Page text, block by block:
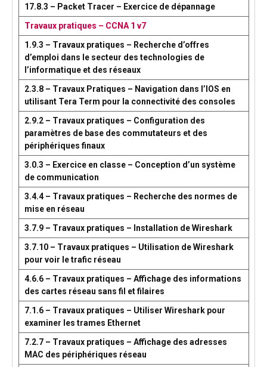
17.8.3 – Packet Tracer – Exercice de dépannage
Travaux pratiques – CCNA 1 v7
1.9.3 – Travaux pratiques – Recherche d’offres
d’emploi dans le secteur des technologies de
l’informatique et des réseaux
2.3.8 – Travaux Pratiques – Navigation dans l’IOS en
utilisant Tera Term pour la connectivité des consoles
2.9.2 – Travaux pratiques – Configuration des
paramètres de base des commutateurs et des
périphériques finaux
3.0.3 – Exercice en classe – Conception d’un système
de communication
3.4.4 – Travaux pratiques – Recherche des normes de
mise en réseau
3.7.9 – Travaux pratiques – Installation de Wireshark
3.7.10 – Travaux pratiques – Utilisation de Wireshark
pour voir le trafic réseau
4.6.6 – Travaux pratiques – Affichage des informations
des cartes réseau sans fil et filaires
7.1.6 – Travaux pratiques – Utiliser Wireshark pour
examiner les trames Ethernet
7.2.7 – Travaux pratiques – Affichage des adresses
MAC des périphériques réseau